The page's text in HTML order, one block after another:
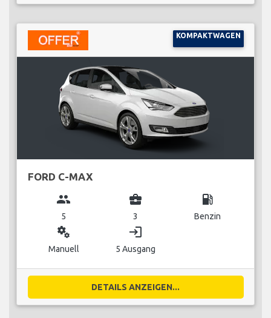
KOMPAKTWAGEN
FORD C-MAX
group
5
business_center
3
local_gas_station
Benzin
miscellaneous_services
Manuell
login
5 Ausgang
DETAILS ANZEIGEN...